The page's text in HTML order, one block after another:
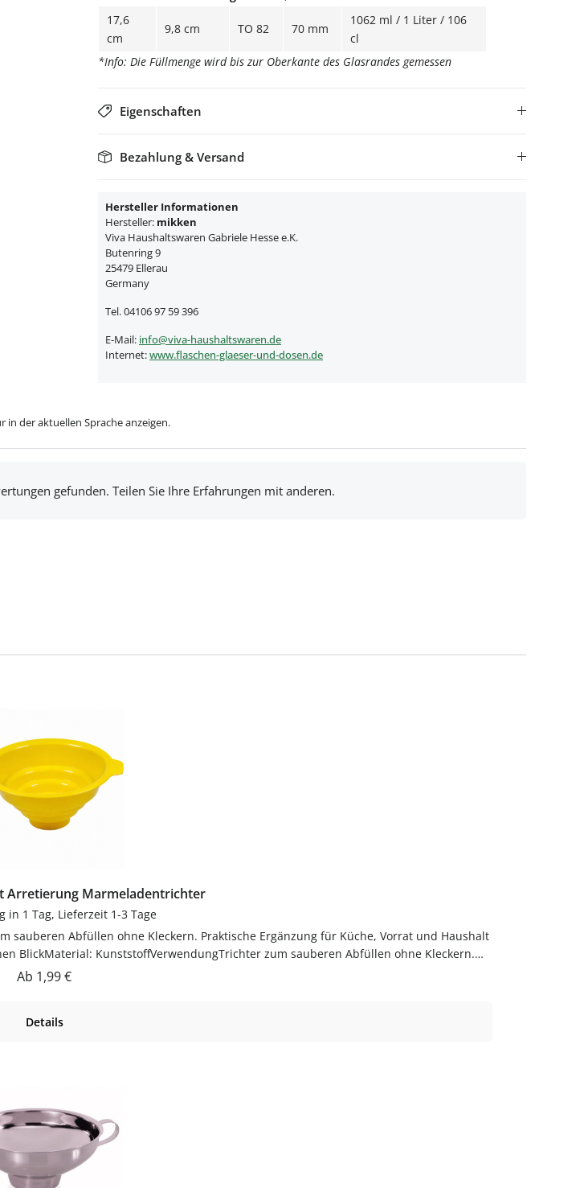
17,6
cm
9,8 cm TO 82 70 mm
1062 ml / 1 Liter / 106
cl
*Info: Die Füllmenge wird bis zur Oberkante des Glasrandes gemessen
Eigenschaften
Bezahlung & Versand
Hersteller Informationen
Hersteller: mikken
Viva Haushaltswaren Gabriele Hesse e.K.
Butenring 9
25479 Ellerau
Germany
Tel. 04106 97 59 396
E-Mail: info@viva-haushaltswaren.de
Internet:www.flaschen-glaeser-und-dosen.de
in der aktuellen Sprache anzeigen.
gefunden. Teilen Sie Ihre Erfahrungen mit anderen.
Arretierung Marmeladentrichter
in 1 Tag, Lieferzeit 1-3 Tage
BlickMaterial: KunststoffVerwendungTrichter zum sauberen Abfüllen ohne Kleckern.
reinigenGut trocknen lassenJetzt bestellenBestelle Trichter bequem online bei
Regulärer Preis:
Ab 1,99 €
Details